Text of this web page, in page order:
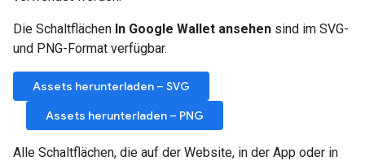
Die Schaltflächen In Google Wallet ansehen sind im SVG-
und PNG-Format verfügbar.
Assets herunterladen – SVG
Assets herunterladen – PNG
Alle Schaltflächen, die auf der Website, in der App oder in